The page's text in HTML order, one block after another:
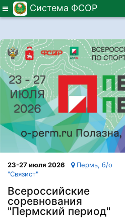
Меню Система ФСОР
23-27 июля 2026
Пермь, б/о
"Связист"
Всероссийские
соревнования
"Пермский период"